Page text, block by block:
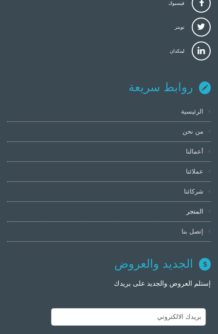
فيسبوك
تويتر
لينكدان
روابط سريعة
الرئيسية
من نحن
أعمالنا
عملائنا
شركائنا
المتجر
إتصل بنا
الجديد والعروض
إستلم العروض والجديد على بريدك